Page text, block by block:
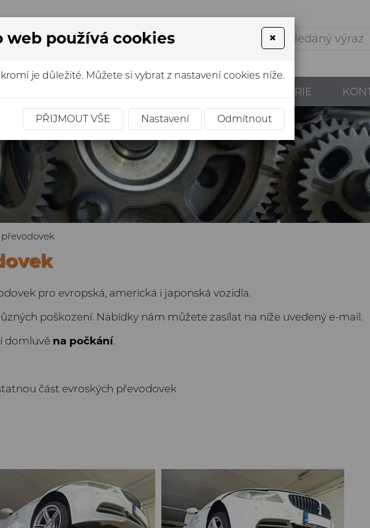
721 010 029 atflex@seznam.cz
FOTOGALERIE
pro evropská, americká i japonská vozidla.
poškození. Nabídky nám můžete zasílat na níže uvedený e-mail.
domluvě na počkání.
část evroských převodovek
web používá cookies ×
je důležité. Můžete si vybrat z nastavení cookies níže.
PŘIJMOUT VŠE Nastavení Odmítnout